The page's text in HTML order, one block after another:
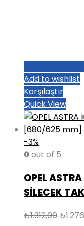
Add to wishlist
Karşılaştır
Quick View
-3%
0 out of 5
OPEL
SİLECEK
₺1.312,00₺